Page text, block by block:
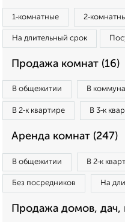
1‑комнатные
На длительный срок
Продажа комнат (16)
В общежитии В
В 2‑к квартире В 3‑к
Аренда комнат (247)
В общежитии В 2‑к
Без посредников На
Продажа домов, дач,